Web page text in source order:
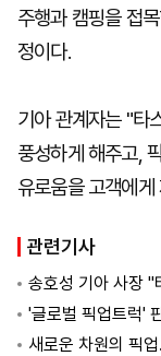
주행과 캠핑을 접
정이다.
기아 관계자는 "타
풍성하게 해주고,
유로움을 고객에
관련기사
송호성 기아 사장
'글로벌 픽업트럭'
새로운 차원의 픽